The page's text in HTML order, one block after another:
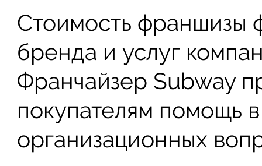
Стоимость франшизы
бренда и услуг
Франчайзер Subway
покупателям помощь
организационных